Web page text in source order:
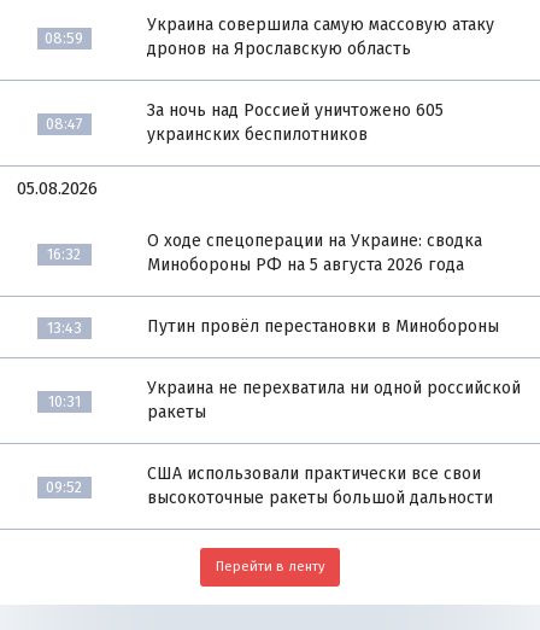
08:59
Украина совершила самую массовую атаку
дронов на Ярославскую область
08:47
За ночь над Россией уничтожено 605
украинских беспилотников
05.08.2026
16:32
О ходе спецоперации на Украине: сводка
Минобороны РФ на 5 августа 2026 года
13:43 Путин провёл перестановки в Минобороны
10:31
Украина не перехватила ни одной российской
ракеты
09:52
США использовали практически все свои
высокоточные ракеты большой дальности
Перейти в ленту